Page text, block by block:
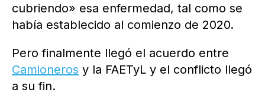
cubriendo» esa enfermedad, tal como se
había establecido al comienzo de 2020.
Pero finalmente llegó el acuerdo entre
Camioneros y la FAETyL y el conflicto llegó
a su fin.